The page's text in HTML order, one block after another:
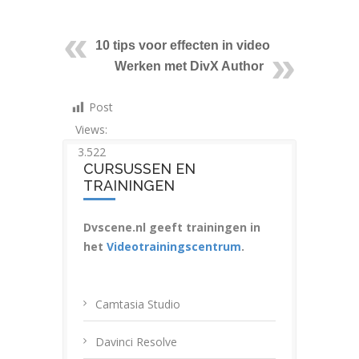
10 tips voor effecten in video
Werken met DivX Author
Post
Views:
3.522
CURSUSSEN EN
TRAININGEN
Dvscene.nl geeft trainingen in
het Videotrainingscentrum.
Camtasia Studio
Davinci Resolve